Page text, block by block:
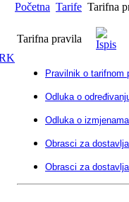
Početna Tarife Tarifna
Tarifna pravila
Pravilnik o tarifnom
Odluka o
Odluka o
Obrasci za
Obrasci za